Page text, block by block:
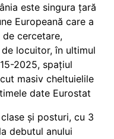
este singura țară
Europeană care a
cercetare,
locuitor, în ultimul
2025, spațiul
masiv cheltuielile
date Eurostat
și posturi, cu 3
debutul anului